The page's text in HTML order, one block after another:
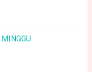
MINGGU